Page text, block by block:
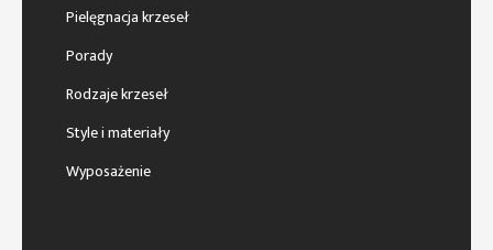
Pielęgnacja krzeseł
Porady
Rodzaje krzeseł
Style i materiały
Wyposażenie